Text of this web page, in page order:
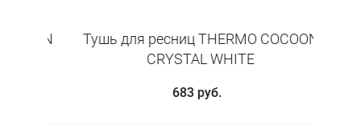
Тушь для ресниц THERMO COCOON
CRYSTAL WHITE
683 руб.